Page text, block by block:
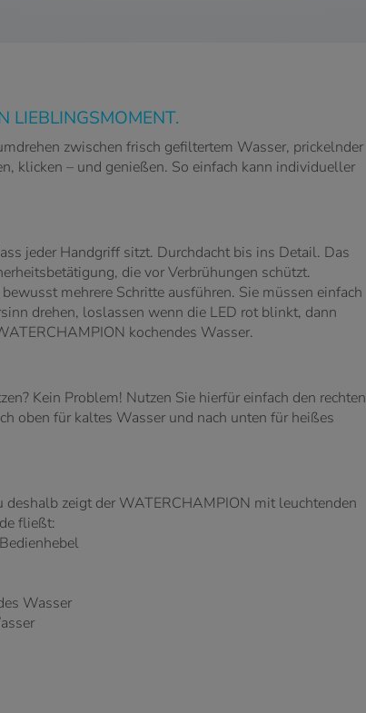
LIEBLINGSMOMENT.
zwischen frisch gefiltertem Wasser, prickelnder
klicken – und genießen. So einfach kann individueller
jeder Handgriff sitzt. Durchdacht bis ins Detail. Das
die vor Verbrühungen schützt.
mehrere Schritte ausführen. Sie müssen einfach
drehen, loslassen wenn die LED rot blinkt, dann
kochendes Wasser.
Kein Problem! Nutzen Sie hierfür einfach den rechten
oben für kaltes Wasser und nach unten für heißes
zeigt der WATERCHAMPION mit leuchtenden
fließt:
Wasser